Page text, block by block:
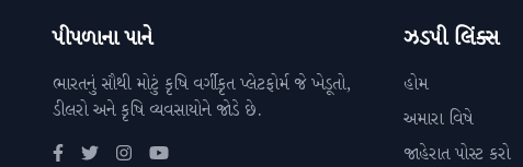
પીપળાના પાને
ભારતનું સૌથી મોટું કૃષિ વર્ગીકૃત પ્લેટફોર્મ જે ખેડૂતો,
ડીલરો અને કૃષિ વ્યવસાયોને જોડે છે.
ઝડપી લિંક્સ
હોમ
અમારા વિષે
જાહેરાત પોસ્ટ કરો